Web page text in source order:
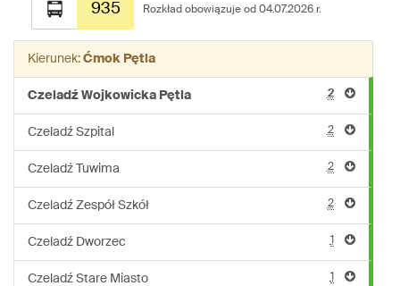
935
jazdy
linii:
935
Rozkład obowiązuje od 04.07.2026 r.
Kierunek: Ćmok Pętla
Czeladź Wojkowicka Pętla 2
Czeladź Szpital 2
Czeladź Tuwima 2
Czeladź Zespół Szkół 2
Czeladź Dworzec 1
Czeladź Stare Miasto 1